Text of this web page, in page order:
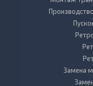
Замена